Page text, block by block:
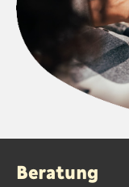
Beratung